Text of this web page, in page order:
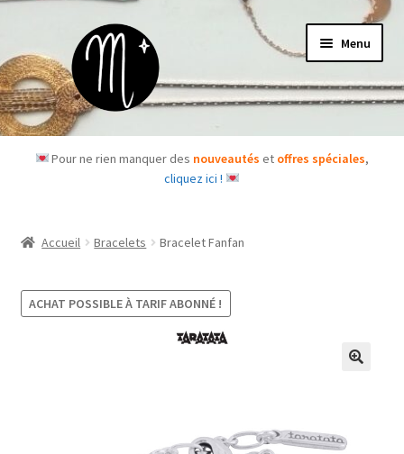
à
la
navigation
au
contenu
Menu
Accueil
Pour ne rien manquer des nouveautéset offres spéciales,
cliquez ici !
Accueil Bracelets Bracelet Fanfan
ACHAT POSSIBLE À TARIF ABONNÉ !